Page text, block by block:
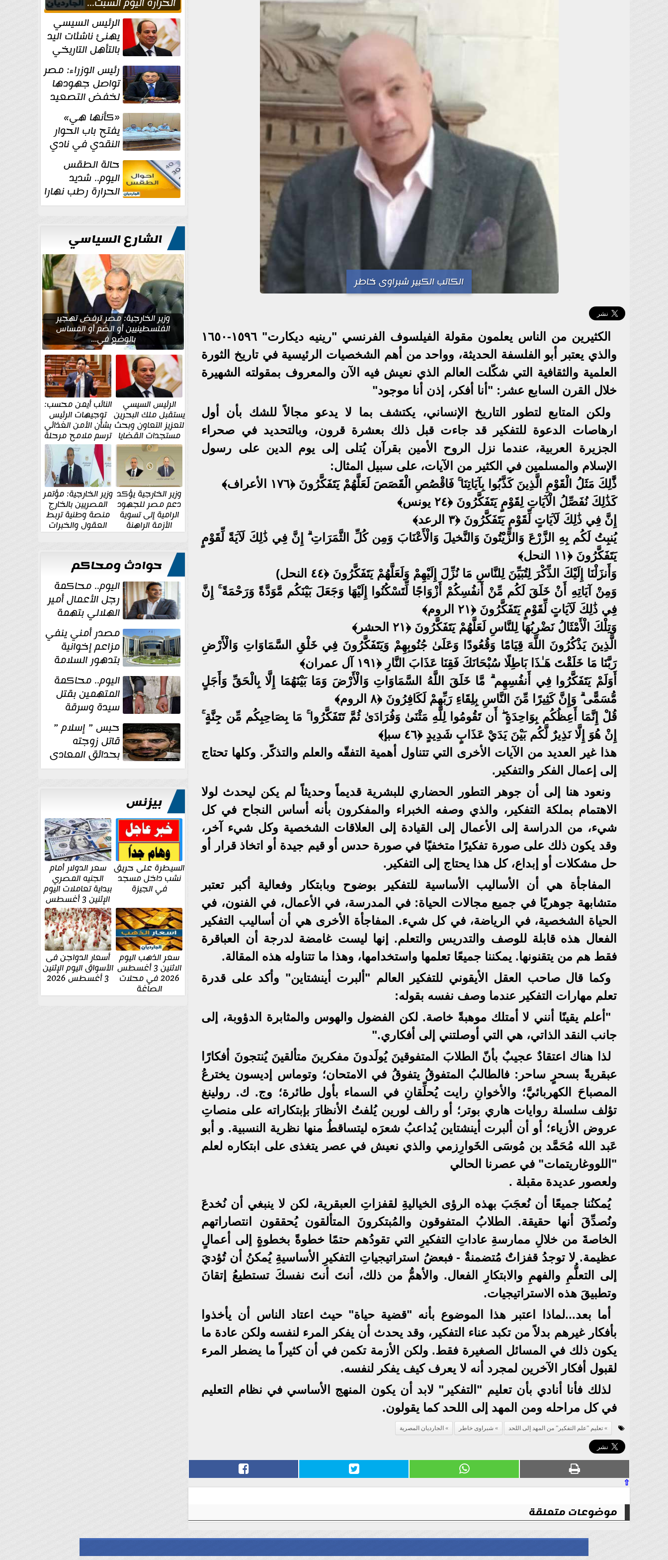
الكاتب الكبير شبراوى خاطر
الكثيرين من الناس يعلمون مقولة الفيلسوف الفرنسي "رينيه ديكارت" ١٥٩٦-١٦٥٠
والذي يعتبر أبو الفلسفة الحديثة، وواحد من أهم الشخصيات الرئيسية في تاريخ الثورة
العلمية والثقافية التي شكّلت العالم الذي نعيش فيه الآن والمعروف بمقولته الشهيرة
خلال القرن السابع عشر: "أنا أفكر، إذن أنا موجود"
ولكن المتابع لتطور التاريخ الإنساني، يكتشف بما لا يدعو مجالاً للشك بأن أول
ارهاصات الدعوة للتفكير قد جاءت قبل ذلك بعشرة قرون، وبالتحديد في صحراء
الجزيرة العربية، عندما نزل الروح الأمين بقرآن يُتلى إلى يوم الدين على رسول
الإسلام والمسلمين في الكثير من الآيات، على سبيل المثال:
ذَّٰلِكَ مَثَلُ الْقَوْمِ الَّذِينَ كَذَّبُوا بِآيَاتِنَا ۚ فَاقْصُصِ الْقَصَصَ لَعَلَّهُمْ يَتَفَكَّرُونَ ﴿١٧٦ الأعراف﴾
كَذَٰلِكَ نُفَصِّلُ الْآيَاتِ لِقَوْمٍ يَتَفَكَّرُونَ ﴿٢٤ يونس﴾
إِنَّ فِي ذَٰلِكَ لَآيَاتٍ لِّقَوْمٍ يَتَفَكَّرُونَ ﴿٣ الرعد﴾
يُنبِتُ لَكُم بِهِ الزَّرْعَ وَالزَّيْتُونَ وَالنَّخيلَ وَالْأَعْنَابَ وَمِن كُلِّ الثَّمَرَاتِ ۗ إِنَّ فِي ذَٰلِكَ لَآيَةً لِّقَوْمٍ
يَتَفَكَّرُونَ ﴿١١ النحل﴾
وَأَنزَلْنَا إِلَيْكَ الذِّكْرَ لِتُبَيِّنَ لِلنَّاسِ مَا نُزِّلَ إِلَيْهِمْ وَلَعَلَّهُمْ يَتَفَكَّرُونَ ﴿٤٤ النحل)
وَمِنْ آيَاتِهِ أَنْ خَلَقَ لَكُم مِّنْ أَنفُسِكُمْ أَزْوَاجًا لِّتَسْكُنُوا إِلَيْهَا وَجَعَلَ بَيْنَكُم مَّوَدَّةً وَرَحْمَةً ۚ إِنَّ
فِي ذَٰلِكَ لَآيَاتٍ لِّقَوْمٍ يَتَفَكَّرُونَ ﴿٢١ الروم﴾
وَتِلْكَ الْأَمْثَالُ نَضْرِبُهَا لِلنَّاسِ لَعَلَّهُمْ يَتَفَكَّرُونَ ﴿٢١ الحشر﴾
الَّذِينَ يَذْكُرُونَ اللَّهَ قِيَامًا وَقُعُودًا وَعَلَىٰ جُنُوبِهِمْ وَيَتَفَكَّرُونَ فِي خَلْقِ السَّمَاوَاتِ وَالْأَرْضِ
رَبَّنَا مَا خَلَقْتَ هَـٰذَا بَاطِلًا سُبْحَانَكَ فَقِنَا عَذَابَ النَّارِ ﴿١٩١ آل عمران﴾
أَوَلَمْ يَتَفَكَّرُوا فِي أَنفُسِهِم ۗ مَّا خَلَقَ اللَّهُ السَّمَاوَاتِ وَالْأَرْضَ وَمَا بَيْنَهُمَا إِلَّا بِالْحَقِّ وَأَجَلٍ
مُّسَمًّى ۗ وَإِنَّ كَثِيرًا مِّنَ النَّاسِ بِلِقَاءِ رَبِّهِمْ لَكَافِرُونَ ﴿٨ الروم﴾
قُلْ إِنَّمَا أَعِظُكُم بِوَاحِدَةٍ ۖ أَن تَقُومُوا لِلَّهِ مَثْنَىٰ وَفُرَادَىٰ ثُمَّ تَتَفَكَّرُوا ۚ مَا بِصَاحِبِكُم مِّن جِنَّةٍ ۚ
إِنْ هُوَ إِلَّا نَذِيرٌ لَّكُم بَيْنَ يَدَيْ عَذَابٍ شَدِيدٍ ﴿٤٦ سبإ﴾
هذا غير العديد من الآيات الأخرى التي تتناول أهمية التفقّه والعلم والتذكّر. وكلها تحتاج
إلى إعمال الفكر والتفكير.
ونعود هنا إلى أن جوهر التطور الحضاري للبشرية قديماً وحديثاً لم يكن ليحدث لولا
الاهتمام بملكة التفكير، والذي وصفه الخبراء والمفكرون بأنه أساس النجاح في كل
شيء، من الدراسة إلى الأعمال إلى القيادة إلى العلاقات الشخصية وكل شيء آخر،
وقد يكون ذلك على صورة تفكيرًا متخفيًا في صورة حدس أو قيم جيدة أو اتخاذ قرار أو
حل مشكلات أو إبداع، كل هذا يحتاج إلى التفكير.
المفاجأة هي أن الأساليب الأساسية للتفكير بوضوح وبابتكار وفعالية أكبر تعتبر
متشابهة جوهريًا في جميع مجالات الحياة: في المدرسة، في الأعمال، في الفنون، في
الحياة الشخصية، في الرياضة، في كل شيء. المفاجأة الأخرى هي أن أساليب التفكير
الفعال هذه قابلة للوصف والتدريس والتعلم. إنها ليست غامضة لدرجة أن العباقرة
فقط هم من يتقنونها. يمكننا جميعًا تعلمها واستخدامها، وهذا ما تتناوله هذه المقالة.
وكما قال صاحب العقل الأيقوني للتفكير العالم "ألبرت أينشتاين" وأكد على قدرة
تعلم مهارات التفكير عندما وصف نفسه بقوله:
"أعلم يقينًا أنني لا أمتلك موهبةً خاصة. لكن الفضول والهوس والمثابرة الدؤوبة، إلى
جانب النقد الذاتي، هي التي أوصلتني إلى أفكاري."
لذا هناك اعتقادٌ عجيبٌ بأنّ الطلابَ المتفوقينَ يُولَدونَ مفكرينَ متألقينَ يُنتجونَ أفكارًا
عبقريةً بسحرٍ ساحر: فالطالبُ المتفوقُ يتفوقُ في الامتحان؛ وتوماس إديسون يخترعُ
المصباحَ الكهربائيَّ؛ والأخوانِ رايت يُحلِّقانِ في السماء بأول طائرة؛ وج. ك. رولينغ
تؤلف سلسلة روايات هاري بوتر؛ أو رالف لورين يُلفتُ الأنظارَ بإبتكاراته على منصاتِ
عروض الأزياء؛ أو أن ألبرت أينشتاين يُداعبُ شعرَه ليتساقطُ منها نظرية النسبية. و أبو
عَبد الله مُحَمَّد بن مُوسَى الخَوارِزمي والذي نعيش في عصر يتغذى على ابتكاره لعلم
"اللووغاريتمات" في عصرنا الحالي
ولعصور عديدة مقبلة .
يُمكنُنا جميعًا أن نُعجَبَ بهذه الرؤى الخياليةِ لقفزاتِ العبقرية، لكن لا ينبغي أن نُخدعَ
ونُصدِّقَ أنها حقيقة. الطلابُ المتفوقون والمُبتكرونَ المتألقون يُحققون انتصاراتهم
الخاصةَ من خلالِ ممارسةِ عاداتِ التفكيرِ التي تقودُهم حتمًا خطوةً بخطوةٍ إلى أعمالٍ
عظيمة. لا توجدُ قفزاتٌ مُتضمنةٌ - فبعضُ استراتيجياتِ التفكيرِ الأساسيةِ يُمكنُ أن تُؤديَ
إلى التعلُّمِ والفهمِ والابتكارِ الفعال. والأهمُّ من ذلك، أنتَ أنتَ نفسكَ تستطيعُ إتقانَ
وتطبيقَ هذه الاستراتيجيات.
أما بعد...لماذا اعتبر هذا الموضوع بأنه "قضية حياة" حيث اعتاد الناس أن يأخذوا
بأفكار غيرهم بدلاً من تكبد عناء التفكير، وقد يحدث أن يفكر المرء لنفسه ولكن عادة ما
يكون ذلك في المسائل الصغيرة فقط. ولكن الأزمة تكمن في أن كثيراً ما يضطر المرء
لقبول أفكار الآخرين لمجرد أنه لا يعرف كيف يفكر لنفسه.
لذلك فأنا أنادي بأن تعليم "التفكير" لابد أن يكون المنهج الأساسي في نظام التعليم
في كل مراحله ومن المهد إلى اللحد كما يقولون.
تعليم ”علم التفكير” من المهد إلى اللحد شبراوى خاطر الجارديان المصرية
⇧
موضوعات متعلقة
العظمى في القاهره 36
درجة الرئيس السيسي
يهنئ ناشئات اليد
بالتأهل التاريخي
إلى نصف نهائي
كأس العالم رئيس الوزراء: مصر
تواصل جهودها
لخفض التصعيد
والحفاظ على
الاستقرار الإقليمي«كأنها هي»
يفتح باب الحوار
النقدي في نادي
أدب مصر الجديدة
حالة الطقس
اليوم.. شديد
الحرارة رطب نهارا
مائل للحرارة رطب
الشارع السياسي
وزير الخارجية: مصر ترفض تهجير
الفلسطينيين أو الضم أو المساس
بالوضع في...
الرئيس السيسي
يستقبل ملك البحرين
لتعزيز التعاون وبحث
مستجدات القضايا
الإقليمية والدولية
النائب أيمن محسب:
توجيهات الرئيس
بشأن الأمن الغذائي
ترسم ملامح مرحلة
جديدة
وزير الخارجية يؤكد
دعم مصر للجهود
الرامية إلى تسوية
الأزمة الراهنة
وزير الخارجية: مؤتمر
المصريين بالخارج
منصة وطنية تربط
العقول والخبرات
المصرية بالدولة
حوادث ومحاكم
اليوم.. محاكمة
رجل الأعمال أمير
الهلالي بتهمة
غسل الأموال
مصدر أمني ينفي
مزاعم إخوانية
بتدهور السلامة
الإنشائية لأحد
مراكز الإصلاح والتأهيل
اليوم.. محاكمة
المتهمين بقتل
سيدة وسرقة
ذهبها في بولاق
الدكرور حبس ” إسلام ”
قاتل زوجته
بحدائق المعادى
١٥ يوم أخرى
بيزنس
السيطرة على حريق
نشب داخل مسجد
في الجيزة
سعر الدولار أمام
الجنيه المصري
ببداية تعاملات اليوم
الإثنين 3 أغسطس
سعر الذهب اليوم
الاثنين 3 أغسطس
2026 في محلات
الصاغة
أسعار الدواجن فى
الأسواق اليوم الإثنين
3 أغسطس 2026